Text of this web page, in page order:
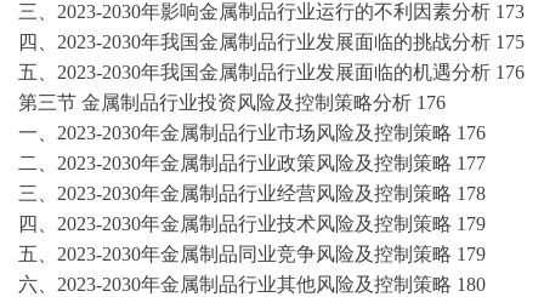
三、 2023-2030年影响金属制品行业运行的不利因素分析 173
四、 2023-2030年我国金属制品行业发展面临的挑战分析 175
五、 2023-2030年我国金属制品行业发展面临的机遇分析 176
第三节 金属制品行业投资风险及控制策略分析 176
一、 2023-2030年金属制品行业市场风险及控制策略 176
二、 2023-2030年金属制品行业政策风险及控制策略 177
三、 2023-2030年金属制品行业经营风险及控制策略 178
四、 2023-2030年金属制品行业技术风险及控制策略 179
五、 2023-2030年金属制品同业竞争风险及控制策略 179
六、 2023-2030年金属制品行业其他风险及控制策略 180